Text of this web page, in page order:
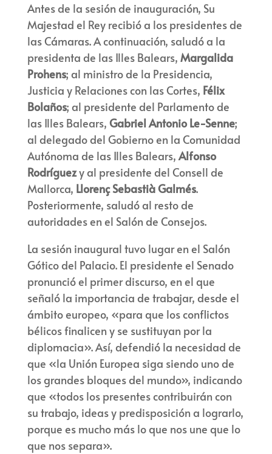
Antes de la sesión de inauguración, Su
Majestad el Rey recibió a los presidentes de
las Cámaras. A continuación, saludó a la
presidenta de las Illes Balears, Margalida
Prohens; al ministro de la Presidencia,
Justicia y Relaciones con las Cortes, Félix
Bolaños; al presidente del Parlamento de
las Illes Balears, Gabriel Antonio Le-Senne;
al delegado del Gobierno en la Comunidad
Autónoma de las Illes Balears,Alfonso
Rodríguezy al presidente del Consell de
Mallorca, Llorenç Sebastià Galmés.
Posteriormente, saludó al resto de
autoridades en el Salón de Consejos.
La sesión inaugural tuvo lugar en el Salón
Gótico del Palacio. El presidente el Senado
pronunció el primer discurso, en el que
señaló la importancia de trabajar, desde el
ámbito europeo, «para que los conflictos
bélicos finalicen y se sustituyan por la
diplomacia». Así, defendió la necesidad de
que «la Unión Europea siga siendo uno de
los grandes bloques del mundo», indicando
que «todos los presentes contribuirán con
su trabajo, ideas y predisposición a lograrlo,
porque es mucho más lo que nos une que lo
que nos separa».